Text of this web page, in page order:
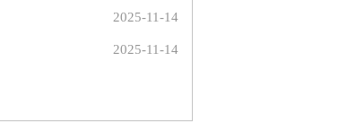
2025-11-14
2025-11-14